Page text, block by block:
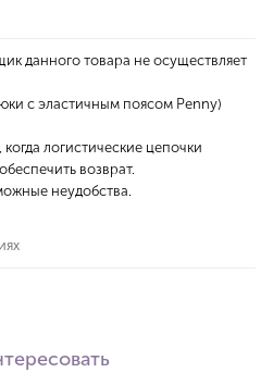
данного товара не осуществляет
с эластичным поясом Penny)
логистические цепочки
возврат.
неудобства.